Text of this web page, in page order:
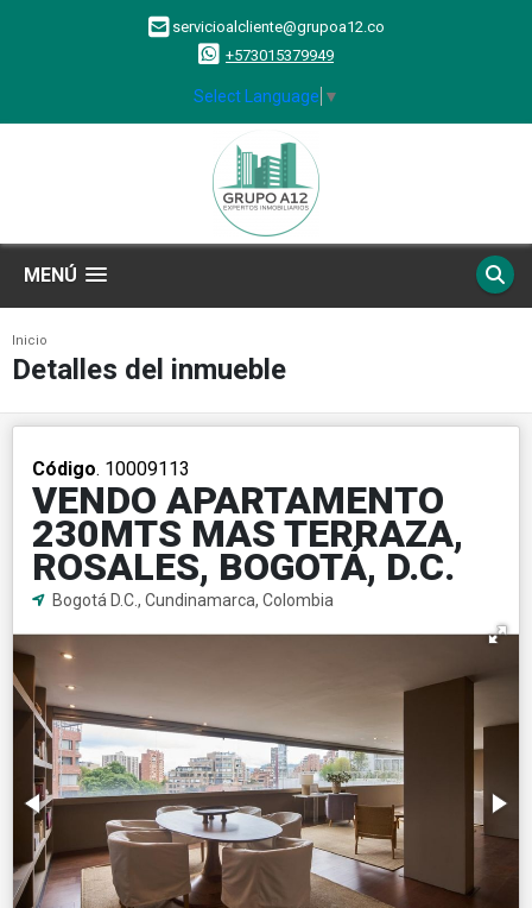
servicioalcliente@grupoa12.co
+573015379949
Select Language ▼
MENÚ
Inicio
Detalles del inmueble
Código. 10009113
VENDO APARTAMENTO
230MTS MAS TERRAZA,
ROSALES, BOGOTÁ, D.C.
Bogotá D.C., Cundinamarca, Colombia